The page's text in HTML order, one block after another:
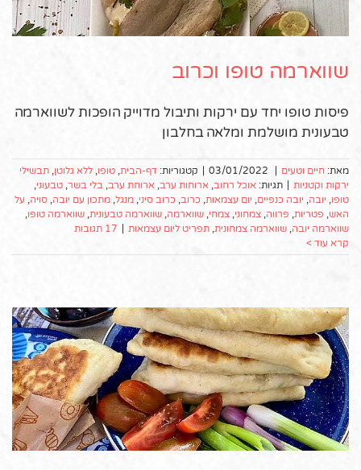
שווארמה טופו וכרוב
פיסות טופו יחד עם ירקות ותיבול מדוייק הופכות לשווארמה
טבעונית מושלמת ומלאה בחלבון
מאת: חיים וטעים 03/01/2022 קטגוריות: דף-הבית, טופו, ללא גלוטן, תבשילי
ירקות וקטניות
תגיות: אוכל רחוב, ארוחות ערב, ארוחת ערב, בלי בשר, טבעוני,
טופו, יובה, יובה כנפיים, יום עצמאות, כרוב, כרוב סיני, מנגל, מתכון עם יובה, סויה, על
האש, פטריות, פרווה, צמחוני, צמחי, שווארמה, שווארמה טבעונית, שווארמה טופו,
שווארמה יובה, שווארמה צמחונית, תפריט ליום עצמאות
17 תגובות
קרא עוד >